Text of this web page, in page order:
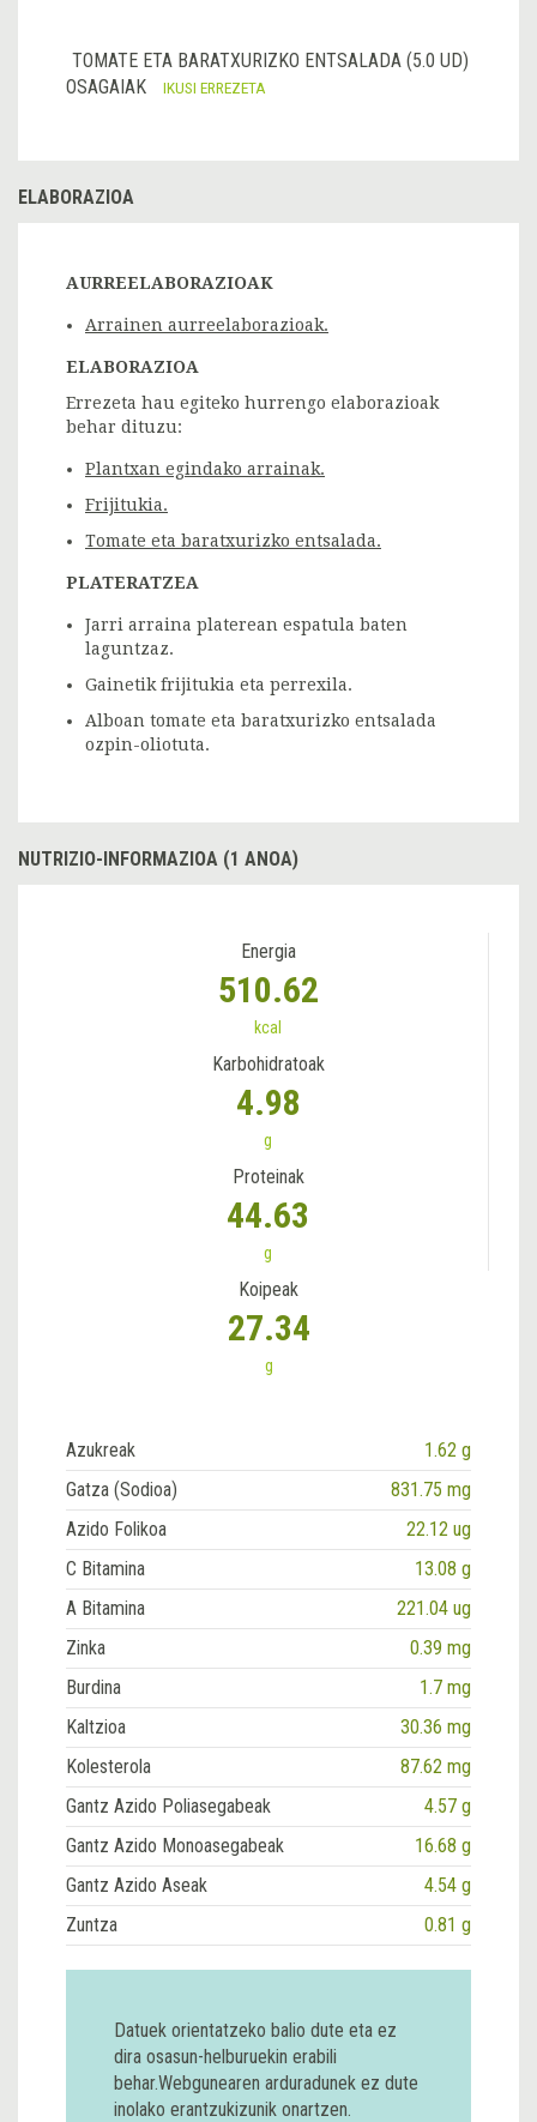
TOMATE ETA BARATXURIZKO ENTSALADA (5.0 UD)
OSAGAIAK
IKUSI ERREZETA
ELABORAZIOA
AURREELABORAZIOAK
Arrainen aurreelaborazioak.
ELABORAZIOA
Errezeta hau egiteko hurrengo elaborazioak
behar dituzu:
Plantxan egindako arrainak.
Frijitukia.
Tomate eta baratxurizko entsalada.
PLATERATZEA
Jarri arraina platerean espatula baten
laguntzaz.
Gainetik frijitukia eta perrexila.
Alboan tomate eta baratxurizko entsalada
ozpin-oliotuta.
NUTRIZIO-INFORMAZIOA (1 ANOA)
Energia
510.62
kcal
Karbohidratoak
4.98
g
Proteinak
44.63
g
Koipeak
27.34
g
Azukreak
1.62 g
Gatza (Sodioa)
831.75 mg
Azido Folikoa
22.12 ug
C Bitamina
13.08 g
A Bitamina
221.04 ug
Zinka
0.39 mg
Burdina
1.7 mg
Kaltzioa
30.36 mg
Kolesterola
87.62 mg
Gantz Azido Poliasegabeak
4.57 g
Gantz Azido Monoasegabeak
16.68 g
Gantz Azido Aseak
4.54 g
Zuntza
0.81 g
Datuek orientatzeko balio dute eta ez
dira osasun-helburuekin erabili
behar.Webgunearen arduradunek ez dute
inolako erantzukizunik onartzen.